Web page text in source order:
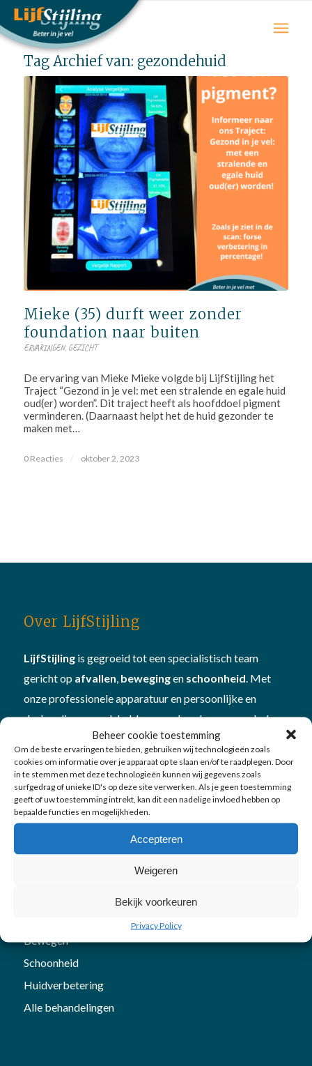
Beheer cookie toestemming
Om de beste ervaringen te bieden, gebruiken wij technologieën zoals
cookies om informatie over je apparaat op te slaan en/of te raadplegen. Door
in te stemmen met deze technologieën kunnen wij gegevens zoals
surfgedrag of unieke ID's op deze site verwerken. Als je geen toestemming
geeft of uw toestemming intrekt, kan dit een nadelige invloed hebben op
bepaalde functies en mogelijkheden.
Accepteren
Weigeren
Bekijk voorkeuren
Privacy Policy
Tag Archief van: gezondehuid
Mieke (35) durft weer zonder
foundation naar buiten
ERVARINGEN, GEZICHT
De ervaring van Mieke Mieke volgde bij LijfStijling het
Traject “Gezond in je vel: met een stralende en egale huid
oud(er) worden”. Dit traject heeft als hoofddoel pigment
verminderen. (Daarnaast helpt het de huid gezonder te
maken met…
0 Reacties / oktober 2, 2023
Over LijfStijling
LijfStijlingis gegroeid tot een specialistisch team
gericht op afvallen bewegingen schoonheid . Met
onze professionele apparatuur en persoonlijke en
deskundige aanpak hebben we al veel mensen geholpen
om beter in hun vel te komen én te blijven. Plan
eenvitamine- en mineralencheckbij ons om te kijken
hoe je inbalansbent
Bewegen
Schoonheid
Huidverbetering
Alle behandelingen